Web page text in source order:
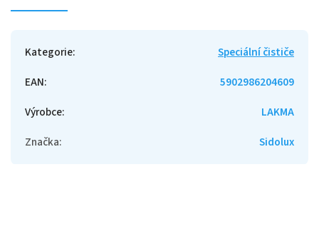
Kategorie:
Speciální čističe
EAN:
5902986204609
Výrobce:
LAKMA
Značka: Sidolux